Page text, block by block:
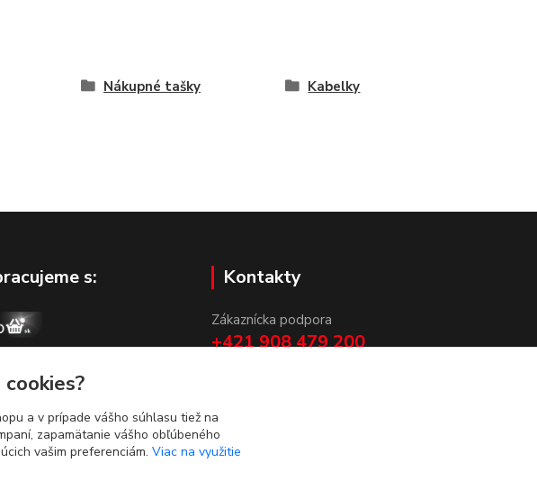
Nákupné tašky Kabelky
s: Kontakty
Zákaznícka podpora
+421 908 479 200
a v prípade vášho súhlasu tiež na
zapamätanie vášho obľúbeného
vašim preferenciám. Viac na využitie